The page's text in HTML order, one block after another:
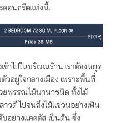
คอนกรีตแห่งนี้..
าไปในบริเวณร้าน เราต้องหยุด
อยู่ใจกลางเมือง เพราะพื้นที่
ยพรรณไม้นานาชนิด ทั้งไม้
วดี ไปจนถึงไม้แขวนอย่างเฟิน
อย่างแคคตัส เป็นต้น ซึ่ง